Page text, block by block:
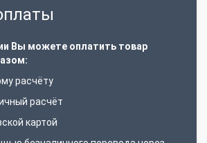
Вы можете оплатить товар
расчёту
расчёт
картой